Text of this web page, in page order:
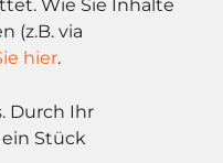
Wie Sie Inhalte
(z.B. via
hier.
Durch Ihr
Stück